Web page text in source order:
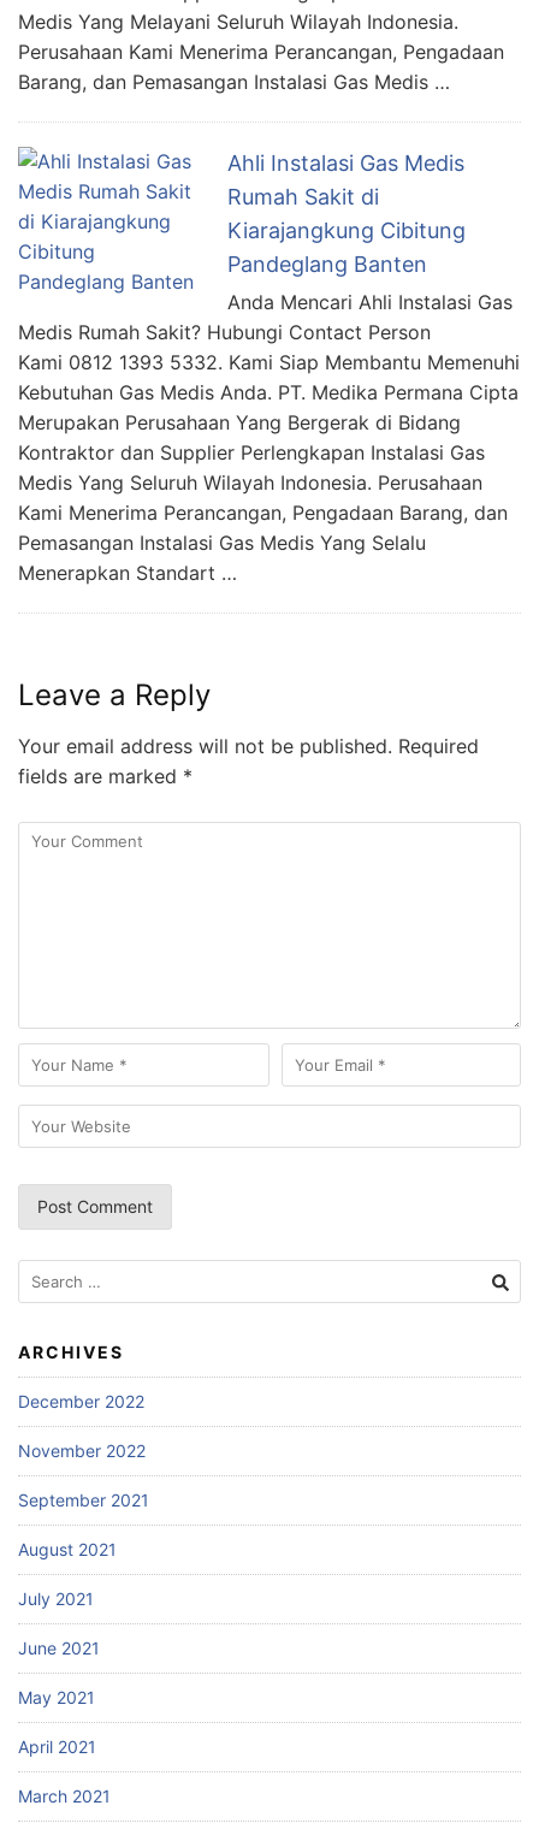
Medis Yang Melayani Seluruh Wilayah Indonesia.
Perusahaan Kami Menerima Perancangan, Pengadaan
Barang, dan Pemasangan Instalasi Gas Medis …
Ahli Instalasi Gas Medis
Rumah Sakit di
Kiarajangkung Cibitung
Pandeglang Banten
Anda Mencari Ahli Instalasi Gas
Medis Rumah Sakit? Hubungi Contact Person
Kami 0812 1393 5332. Kami Siap Membantu Memenuhi
Kebutuhan Gas Medis Anda. PT. Medika Permana Cipta
Merupakan Perusahaan Yang Bergerak di Bidang
Kontraktor dan Supplier Perlengkapan Instalasi Gas
Medis Yang Seluruh Wilayah Indonesia. Perusahaan
Kami Menerima Perancangan, Pengadaan Barang, dan
Pemasangan Instalasi Gas Medis Yang Selalu
Menerapkan Standart …
Leave a Reply
Your email address will not be published. Required
fields are marked *
Search
for:
ARCHIVES
December 2022
November 2022
September 2021
August 2021
July 2021
June 2021
May 2021
April 2021
March 2021